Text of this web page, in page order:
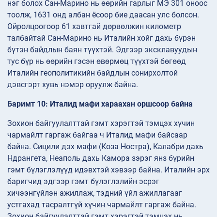
нэг болох Сан-Марино нь өөрийн гарлыг МЭ 301 оноос
тоолж, 1631 онд албан ёсоор бие даасан улс болсон.
Ойролцоогоор 61 хавтгай дөрвөлжин километр
талбайтай Сан-Марино нь Италийн хойг дахь бүрэн
бүтэн байдлын баян түүхтэй. Эдгээр эксклавуудын
тус бүр нь өөрийн гэсэн өвөрмөц түүхтэй бөгөөд
Италийн геополитикийн байдлын сонирхолтой
дэвсгэрт хувь нэмэр оруулж байна.
Баримт 10: Италид мафи хараахан оршсоор байна
Зохион байгуулалттай гэмт хэрэгтэй тэмцэх хүчин
чармайлт гаргаж байгаа ч Италид мафи байсаар
байна. Сицили дэх мафи (Коза Ностра), Калабри дахь
Ндрангета, Неаполь дахь Камора зэрэг янз бүрийн
гэмт бүлэглэлүүд идэвхтэй хэвээр байна. Италийн эрх
баригчид эдгээр гэмт бүлэглэлийн эсрэг
хичээнгүйлэн ажиллаж, тэдний үйл ажиллагааг
устгахад тасралтгүй хүчин чармайлт гаргаж байна.